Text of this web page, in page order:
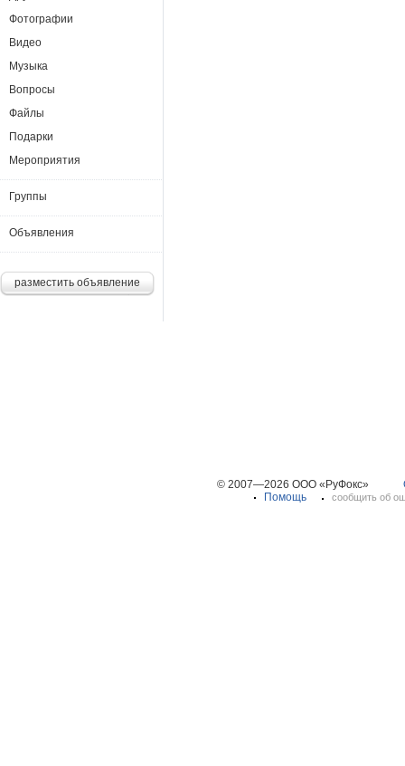
Фотографии
Видео
Музыка
Вопросы
Файлы
Подарки
Мероприятия
Группы
Объявления
разместить объявление
© 2007—2026 ООО «РуФокс»
Помощь
сообщить об